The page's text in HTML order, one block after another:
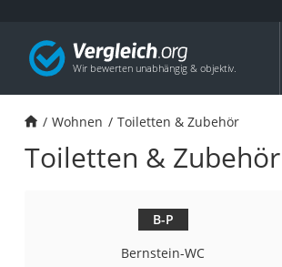
Wohnen Toiletten & Zubehör
Toiletten &
B-P
Bernstein-WC